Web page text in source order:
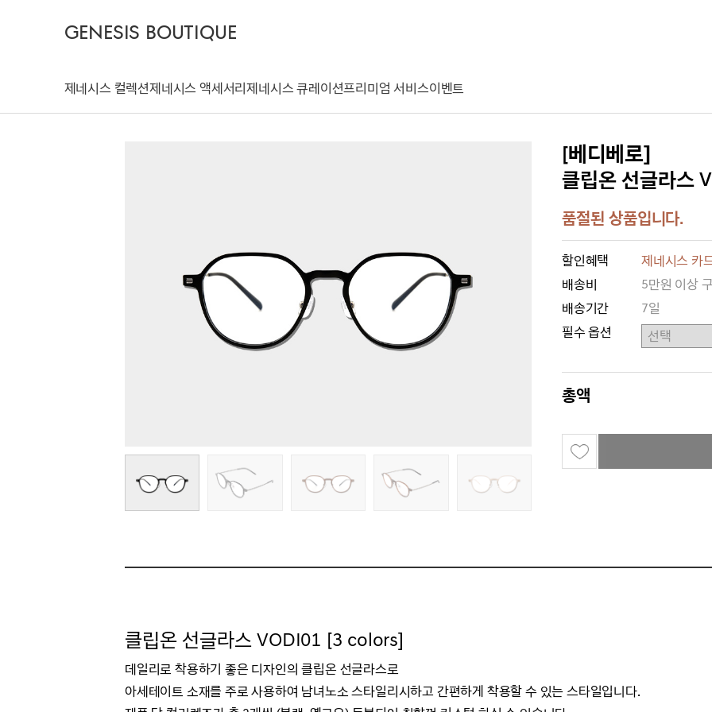
GENESIS BOUTIQUE
제네시스 컬렉션제네시스 액세서리제네시스 큐레이션프리미엄 서비스이벤트
[베디베로]
클립온 선글라스
품절된 상품입니다.
할인혜택
제네시스 카
배송비
5만원 이상
배송기간
7일
필수 옵션
총액
클립온 선글라스 VODI01 [3 colors]
데일리로 착용하기 좋은 디자인의 클립온 선글라스로
아세테이트 소재를 주로 사용하여 남녀노소 스타일리시하고 간편하게 착용할 수 있는 스타일입니다.